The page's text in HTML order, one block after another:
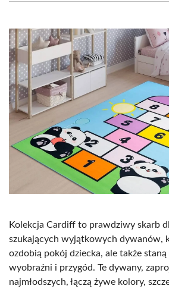
(Twitter)
Kolekcja Cardiff to prawdziwy skarb
szukających wyjątkowych dywanów,
ozdobią pokój dziecka, ale także
wyobraźni i przygód. Te dywany,
najmłodszych, łączą żywe kolory,